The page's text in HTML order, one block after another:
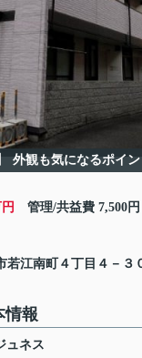
外観も気になるポイン
管理/共益費 7,500円
若江南町 ４丁目４－３
情報
ュネス